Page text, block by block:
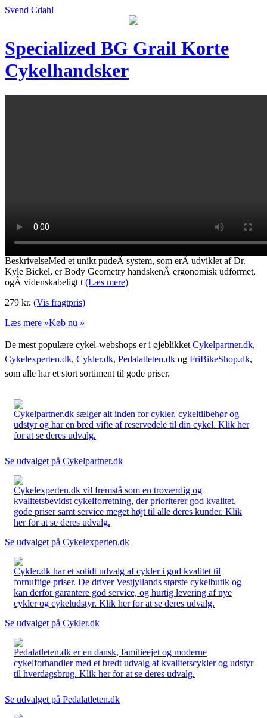
Svend Cdahl
Specialized BG Grail Korte
Cykelhandsker
BeskrivelseMed et unikt pudeÂ system, som erÂ udviklet af Dr.
Kyle Bickel, er Body Geometry handskenÂ ergonomisk udformet,
ogÂ videnskabeligt t (Læs mere)
279 kr. (Vis fragtpris)
Læs mere »Køb nu »
De mest populære cykel-webshops er i øjeblikket Cykelpartner.dk,
Cykelexperten.dk, Cykler.dk, Pedalatleten.dk og FriBikeShop.dk,
som alle har et stort sortiment til gode priser.
Cykelpartner.dk sælger alt inden for cykler, cykeltilbehør og
udstyr og har en bred vifte af reservedele til din cykel. Klik her
for at se deres udvalg.
Se udvalget på Cykelpartner.dk
Cykelexperten.dk vil fremstå som en troværdig og
kvalitetsbevidst cykelforretning, der prioriterer god kvalitet,
gode priser samt service meget højt til alle deres kunder. Klik
her for at se deres udvalg.
Se udvalget på Cykelexperten.dk
Cykler.dk har et solidt udvalg af cykler i god kvalitet til
fornuftige priser. De driver Vestjyllands største cykelbutik og
kan derfor garantere god service, og hurtig levering af nye
cykler og cykeludstyr. Klik her for at se deres udvalg.
Se udvalget på Cykler.dk
Pedalatleten.dk er en dansk, familieejet og moderne
cykelforhandler med et bredt udvalg af kvalitetscykler og udstyr
til hverdagsbrug. Klik her for at se deres udvalg.
Se udvalget på Pedalatleten.dk